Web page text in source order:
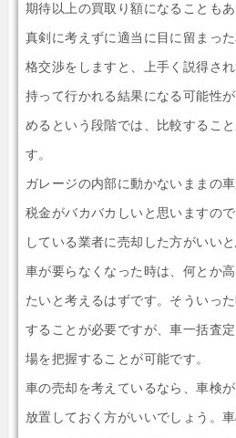
期待以上の買取り額になることもあ
真剣に考えずに適当に目に留まっ
格交渉をしますと、上手く説得さ
持って行かれる結果になる可能性
めるという段階では、比較するこ
す。
ガレージの内部に動かないままの車
税金がバカバカしいと思いますの
している業者に売却した方がいいと
車が要らなくなった時は、何とか
たいと考えるはずです。そういっ
することが必要ですが、車一括査
場を把握することが可能です。
車の売却を考えているなら、車検
放置しておく方がいいでしょう。